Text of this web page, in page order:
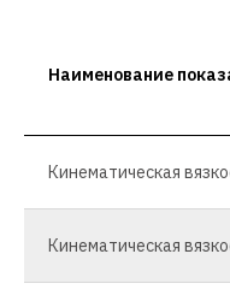
Наименование
Кинематическая
Кинематическая